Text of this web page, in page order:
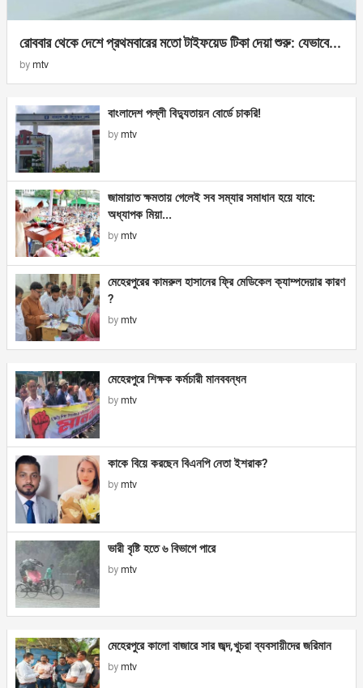
রোববার থেকে দেশে প্রথমবারের মতো টাইফয়েড টিকা দেয়া শুরু: যেভাবে...
by mtv
বাংলাদেশ পল্লী বিদ্যুতায়ন বোর্ডে চাকরি!
by mtv
জামায়াত ক্ষমতায় গেলেই সব সম্যার সমাধান হয়ে যাবে:
অধ্যাপক মিয়া...
by mtv
মেহেরপুরের কামরুল হাসানের ফ্রি মেডিকেল ক্যাম্পদেয়ার কারণ
?
by mtv
মেহেরপুরে শিক্ষক কর্মচারী মানববন্ধন
by mtv
কাকে বিয়ে করছেন বিএনপি নেতা ইশরাক?
by mtv
ভারী বৃষ্টি হতে ৬ বিভাগে পারে
by mtv
মেহেরপুরে কালো বাজারে সার জব্দ,খুচরা ব্যবসায়ীদের জরিমান
by mtv